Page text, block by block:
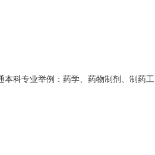
科专业举例：药学、药物制剂、制药工